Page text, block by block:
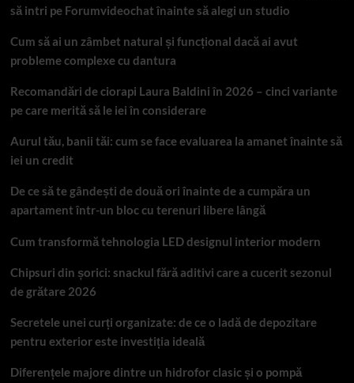
să intri pe Forumvideochat înainte să alegi un studio
Cum să ai un zâmbet natural și funcțional dacă ai avut
probleme complexe cu dantura
Recomandări de ciorapi Laura Baldini în 2026 – cinci variante
pe care merită să le iei în considerare
Aurul tău, banii tăi: cum se face evaluarea la amanet înainte să
iei un credit
De ce să te gândești de două ori înainte de a cumpăra un
apartament într-un bloc cu terenuri libere lângă
Cum transformă tehnologia LED designul interior modern
Chipsuri din șorici: snackul fără aditivi care a cucerit sezonul
de grătare 2026
Secretele unei curți organizate: de ce o ladă de depozitare
pentru exterior este investiția ideală
Diferențele majore dintre un hidrofor clasic și o pompă